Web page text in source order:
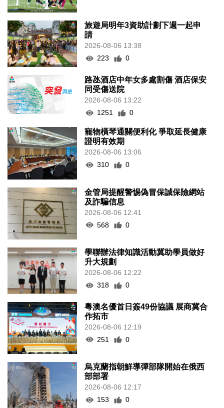
旅遊局明年3資助計劃下週一起申
請
2026-08-06 13:38
223
0
路氹酒店中年女多處割傷 酒店保安
同受傷送院
2026-08-06 13:22
1251
0
寵物橫琴通關便利化 爭取延長健康
證明有效期
2026-08-06 13:06
310
0
金管局提醒警惕偽冒保誠保險網站
及詐騙信息
2026-08-06 12:41
568
0
學聯辦法律知識活動冀助學員做好
升大規劃
2026-08-06 12:22
318
0
粵澳名優首日簽49份協議 展商冀合
作拓市
2026-08-06 12:19
251
0
烏克蘭指朝鮮導彈部隊開始在俄西
部部署
2026-08-06 12:17
153
0